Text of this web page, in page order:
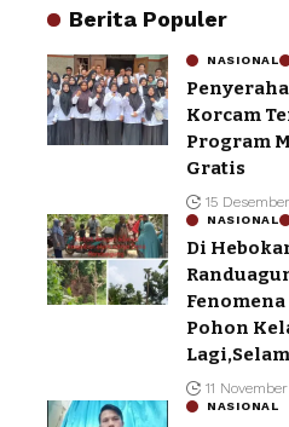
Berita Populer
NASIONAL
Korcam
Program
Gratis
15
NASIONAL
Di
Pohon
11
NASIONAL